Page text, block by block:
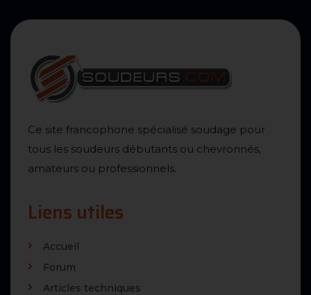
Ce site francophone spécialisé soudage pour
tous les soudeurs débutants ou chevronnés,
amateurs ou professionnels.
Liens utiles
Accueil
Forum
Articles techniques